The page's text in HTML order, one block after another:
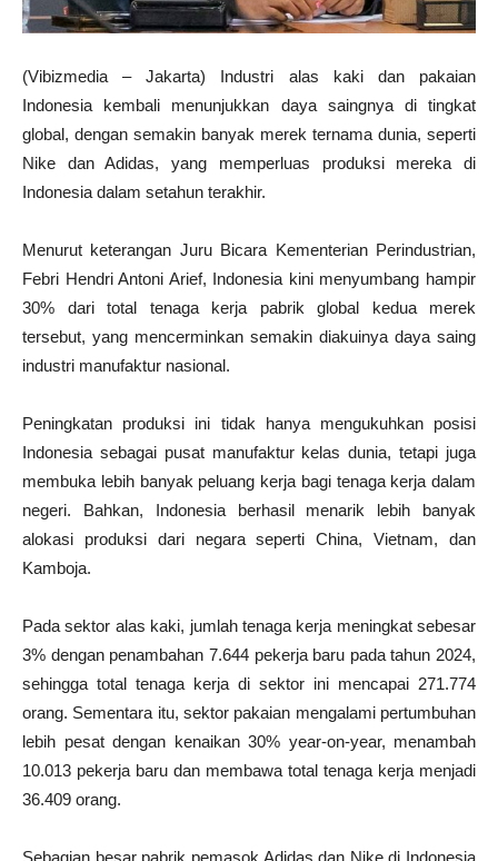
(Vibizmedia – Jakarta) Industri alas kaki dan pakaian
Indonesia kembali menunjukkan daya saingnya di tingkat
global, dengan semakin banyak merek ternama dunia, seperti
Nike dan Adidas, yang memperluas produksi mereka di
Indonesia dalam setahun terakhir.
Menurut keterangan Juru Bicara Kementerian Perindustrian,
Febri Hendri Antoni Arief, Indonesia kini menyumbang hampir
30% dari total tenaga kerja pabrik global kedua merek
tersebut, yang mencerminkan semakin diakuinya daya saing
industri manufaktur nasional.
Peningkatan produksi ini tidak hanya mengukuhkan posisi
Indonesia sebagai pusat manufaktur kelas dunia, tetapi juga
membuka lebih banyak peluang kerja bagi tenaga kerja dalam
negeri. Bahkan, Indonesia berhasil menarik lebih banyak
alokasi produksi dari negara seperti China, Vietnam, dan
Kamboja.
Pada sektor alas kaki, jumlah tenaga kerja meningkat sebesar
3% dengan penambahan 7.644 pekerja baru pada tahun 2024,
sehingga total tenaga kerja di sektor ini mencapai 271.774
orang. Sementara itu, sektor pakaian mengalami pertumbuhan
lebih pesat dengan kenaikan 30% year-on-year, menambah
10.013 pekerja baru dan membawa total tenaga kerja menjadi
36.409 orang.